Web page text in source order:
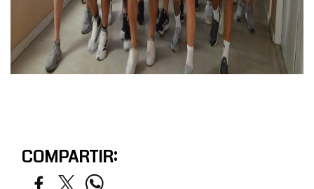
COMPARTIR: